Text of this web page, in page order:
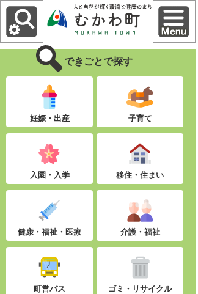
できごとで探す
妊娠・出産 子育て
入園・入学 移住・住まい
健康・福祉・医療 介護・福祉
町営バス ゴミ・リサイクル